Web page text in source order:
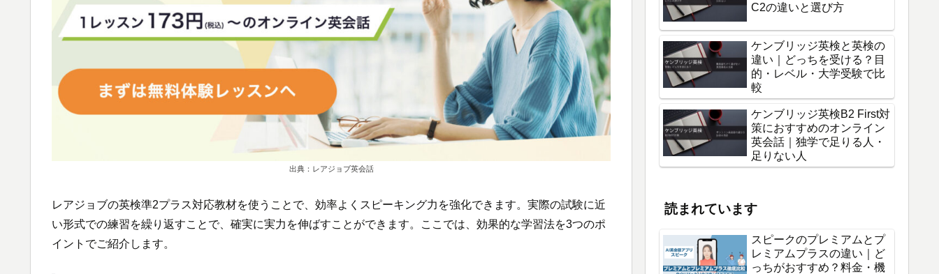
出典：レアジョブ英会話
レアジョブの英検準2プラス対応教材を使うことで、効率よくスピーキング力を強化できます。実際の試験に近
い形式での練習を繰り返すことで、確実に実力を伸ばすことができます。ここでは、効果的な学習法を3つのポ
イントでご紹介します。
C2の違いと選び方
ケンブリッジ英検と英検の
違い｜どっちを受ける？目
的・レベル・大学受験で比
較
ケンブリッジ英検B2 First対
策におすすめのオンライン
英会話｜独学で足りる人・
足りない人
読まれています
スピークのプレミアムとプ
レミアムプラスの違い｜ど
っちがおすすめ？料金・機